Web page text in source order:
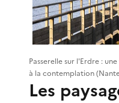
Passerelle sur l'Erdre :
à la contemplation
Les